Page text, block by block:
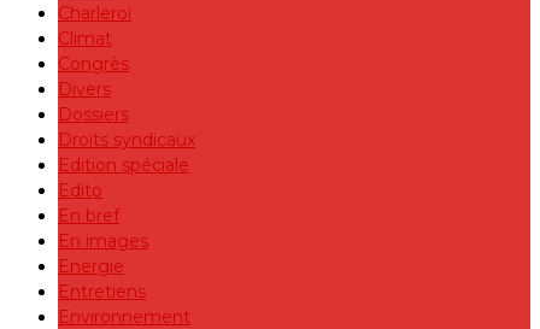
Charleroi
Climat
Congrès
Divers
Dossiers
Droits syndicaux
Edition spéciale
Edito
En bref
En images
Energie
Entretiens
Environnement